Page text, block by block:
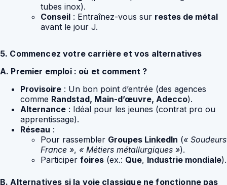
tubes inox).
Conseil : Entraînez-vous sur restes de métal
avant le jour J.
5. Commencez votre carrière et vos alternatives
A. Premier emploi : où et comment ?
Provisoire : Un bon point d’entrée (des agences
comme Randstad, Main-d’œuvre, Adecco).
Alternance : Idéal pour les jeunes (contrat pro ou
apprentissage).
Réseau :
Pour rassembler Groupes LinkedIn (« Soudeurs
France », « Métiers métallurgiques »).
Participer foires (ex.: Que, Industrie mondiale).
B. Alternatives si la voie classique ne fonctionne pas